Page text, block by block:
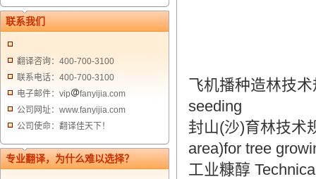
联系我们
翻译咨询：400-700-3100
联系电话：400-700-3100
电子邮件：vip
fanyijia.com
公司网址：www.fanyijia.com
公司使命：翻译佳天下！
专业翻译，为什么难以选择？
飞机播种造林技
seeding
封山(沙)育林技术
area)for tree
工业糠醇